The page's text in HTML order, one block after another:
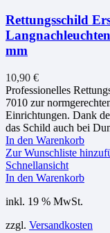
Rettungsschild
mm
10,90 €
Professionelles
7010 zur
Einrichtungen. Dank
das Schild auch bei
In den Warenkorb
Zur Wunschliste
Schnellansicht
In den Warenkorb
inkl. 19 % MwSt.
zzgl. Versandkosten